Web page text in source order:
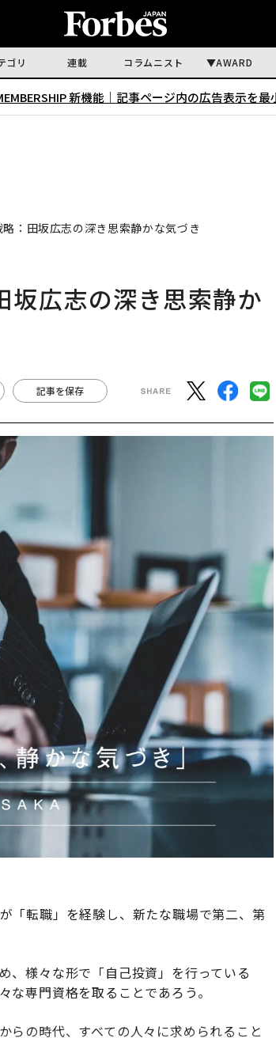
ゴリ 連載 コラムニスト AWARD
新機能｜ 記事ページ内の広告表示を最
：田坂広志の深き思索静かな気づき
坂広志の深き思索静か
記事を保存
「転職」を経験し、新たな職場で第二、第
、様々な形で「自己投資」を行っている
専門資格を取ることであろう。
らの時代、すべての人々に求められること